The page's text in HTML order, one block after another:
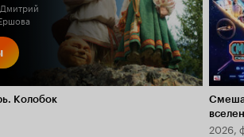
Колобок
2026,